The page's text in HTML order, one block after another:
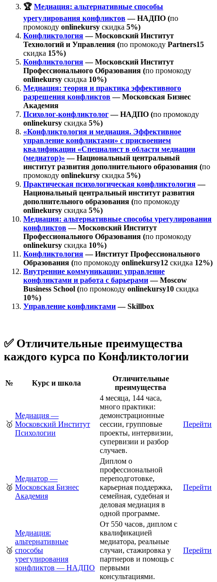
🏆 Медиация: альтернативные способы
урегулирования конфликтов— НАДПО (по
промокоду onlinekursy скидка 5%)
Конфликтология— Московский Институт
Технологий и Управления (по промокоду Partners15
скидка 15%)
Конфликтология— Московский Институт
Профессионального Образования (по промокоду
onlinekursy скидка 10%)
Медиация: теория и практика эффективного
разрешения конфликтов— Московская Бизнес
Академия
Психолог-конфликтолог— НАДПО (по промокоду
onlinekursy скидка 5%)
«Конфликтология и медиация. Эффективное
управление конфликтами» с присвоением
квалификации «Специалист в области медиации
(медиатор)» — Национальный центральный
институт развития дополнительного образования (по
промокоду onlinekursy скидка 5%)
Практическая психологическая конфликтология—
Национальный центральный институт развития
дополнительного образования (по промокоду
onlinekursy скидка 5%)
Медиация: альтернативные способы урегулирования
конфликтов— Московский Институт
Профессионального Образования (по промокоду
onlinekursy скидка 10%)
Конфликтология— Институт Профессионального
Образования (по промокоду onlinekursy12 скидка 12%)
Внутренние коммуникации: управление
конфликтами и работа с барьерами— Moscow
Business School (по промокоду onlinekursy10 скидка
10%)
Управление конфликтами— Skillbox
✅ Отличительные преимущества
каждого курса по Конфликтологии
№ Курс и школа
Отличительные
преимущества
🥇
Медиация —
Московский Институт
Психологии
4 месяца, 144 часа,
много практики:
демонстрационные
сессии, групповые
проекты, интервизии,
супервизии и разбор
случаев.
Перейти
🥈
Медиатор —
Московская Бизнес
Академия
Диплом о
профессиональной
переподготовке,
карьерная поддержка,
семейная, судебная и
деловая медиация в
одной программе.
Перейти
🥉
Медиация:
альтернативные
способы
урегулирования
конфликтов — НАДПО
От 550 часов, диплом с
квалификацией
медиатора, реальные
случаи, стажировка у
партнеров и помощь с
первыми
консультациями.
Перейти